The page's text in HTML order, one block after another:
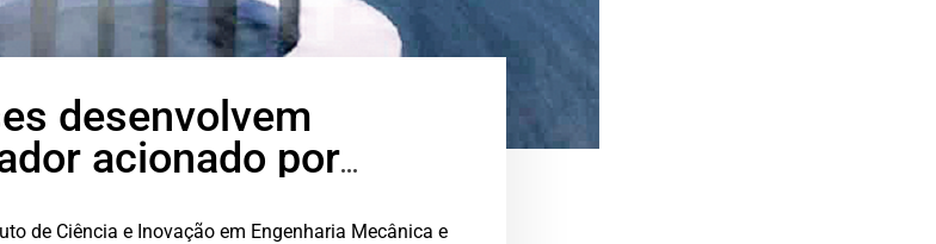
FIFA usa fora-de-jogo
semiautomático
O campeonato do Mundo da FIFA 2022, que começou este fim-de-